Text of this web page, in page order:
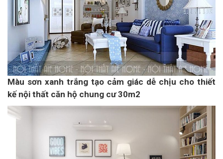
Màu sơn xanh trắng tạo cảm giác dễ chịu cho thiết
kế nội thất căn hộ chung cư 30m2